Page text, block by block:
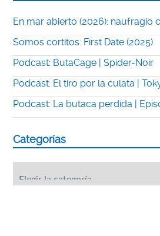
En mar abierto (2026): naufragio
Somos cortitos: First Date (2025)
Podcast: ButaCage | Spider-Noir
Podcast: El tiro por la culata |
Podcast: La butaca perdida |
Categorías